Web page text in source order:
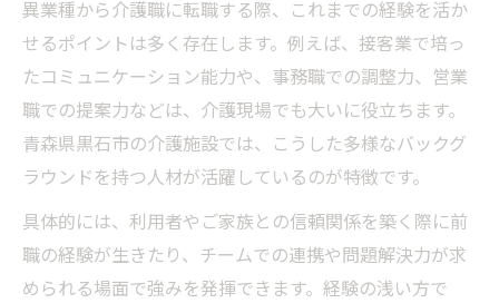
異業種から介護職に転職する際、これまでの経験を活か
せるポイントは多く存在します。例えば、接客業で培っ
たコミュニケーション能力や、事務職での調整力、営業
職での提案力などは、介護現場でも大いに役立ちます。
青森県黒石市の介護施設では、こうした多様なバックグ
ラウンドを持つ人材が活躍しているのが特徴です。
具体的には、利用者やご家族との信頼関係を築く際に前
職の経験が生きたり、チームでの連携や問題解決力が求
められる場面で強みを発揮できます。経験の浅い方で